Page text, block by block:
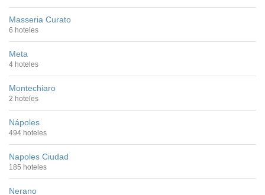
Masseria Curato
6 hoteles
Meta
4 hoteles
Montechiaro
2 hoteles
Nápoles
494 hoteles
Napoles Ciudad
185 hoteles
Nerano